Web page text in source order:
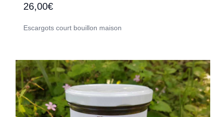
26,00€
Escargots court bouillon maison